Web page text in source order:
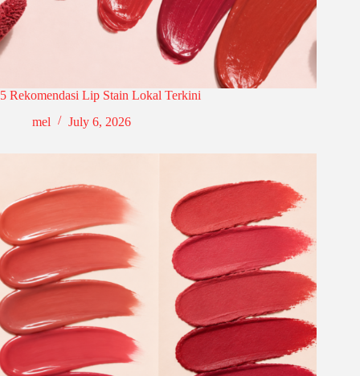
5 Rekomendasi Lip Stain Lokal Terkini
mel
July 6, 2026